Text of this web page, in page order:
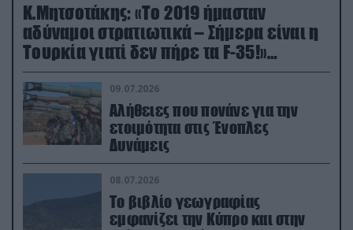
Κ.Μητσοτάκης: «Το 2019 ήμασταν
αδύναμοι στρατιωτικά – Σήμερα είναι η
Τουρκία γιατί δεν πήρε τα F-35!»
(βίντεο)
09.07.2026
Αλήθειες που πονάνε για την
ετοιμότητα στις Ένοπλες
Δυνάμεις
08.07.2026
Το βιβλίο γεωγραφίας
εμφανίζει την Κύπρο και στην